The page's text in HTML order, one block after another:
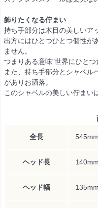
飾りたくなる佇まい
持ち手部分は木目の美しいア
出方にはひとつひとつ個性が
ません。
つまりある意味"世界にひとつ
また、持ち手部分とシャベル
がありお洒落。
このシャベルの美しい佇まい
全長 545mm
ヘッド長 140mm
ヘッド幅 135mm